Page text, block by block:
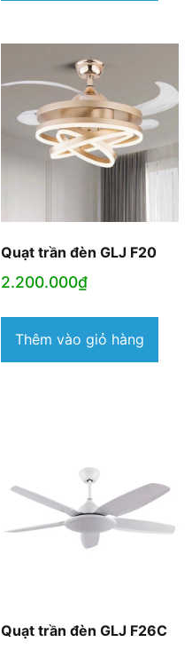
Quạt trần đèn GLJ F20
2.200.000₫
Thêm vào giỏ hàng
Quạt trần đèn GLJ F26C